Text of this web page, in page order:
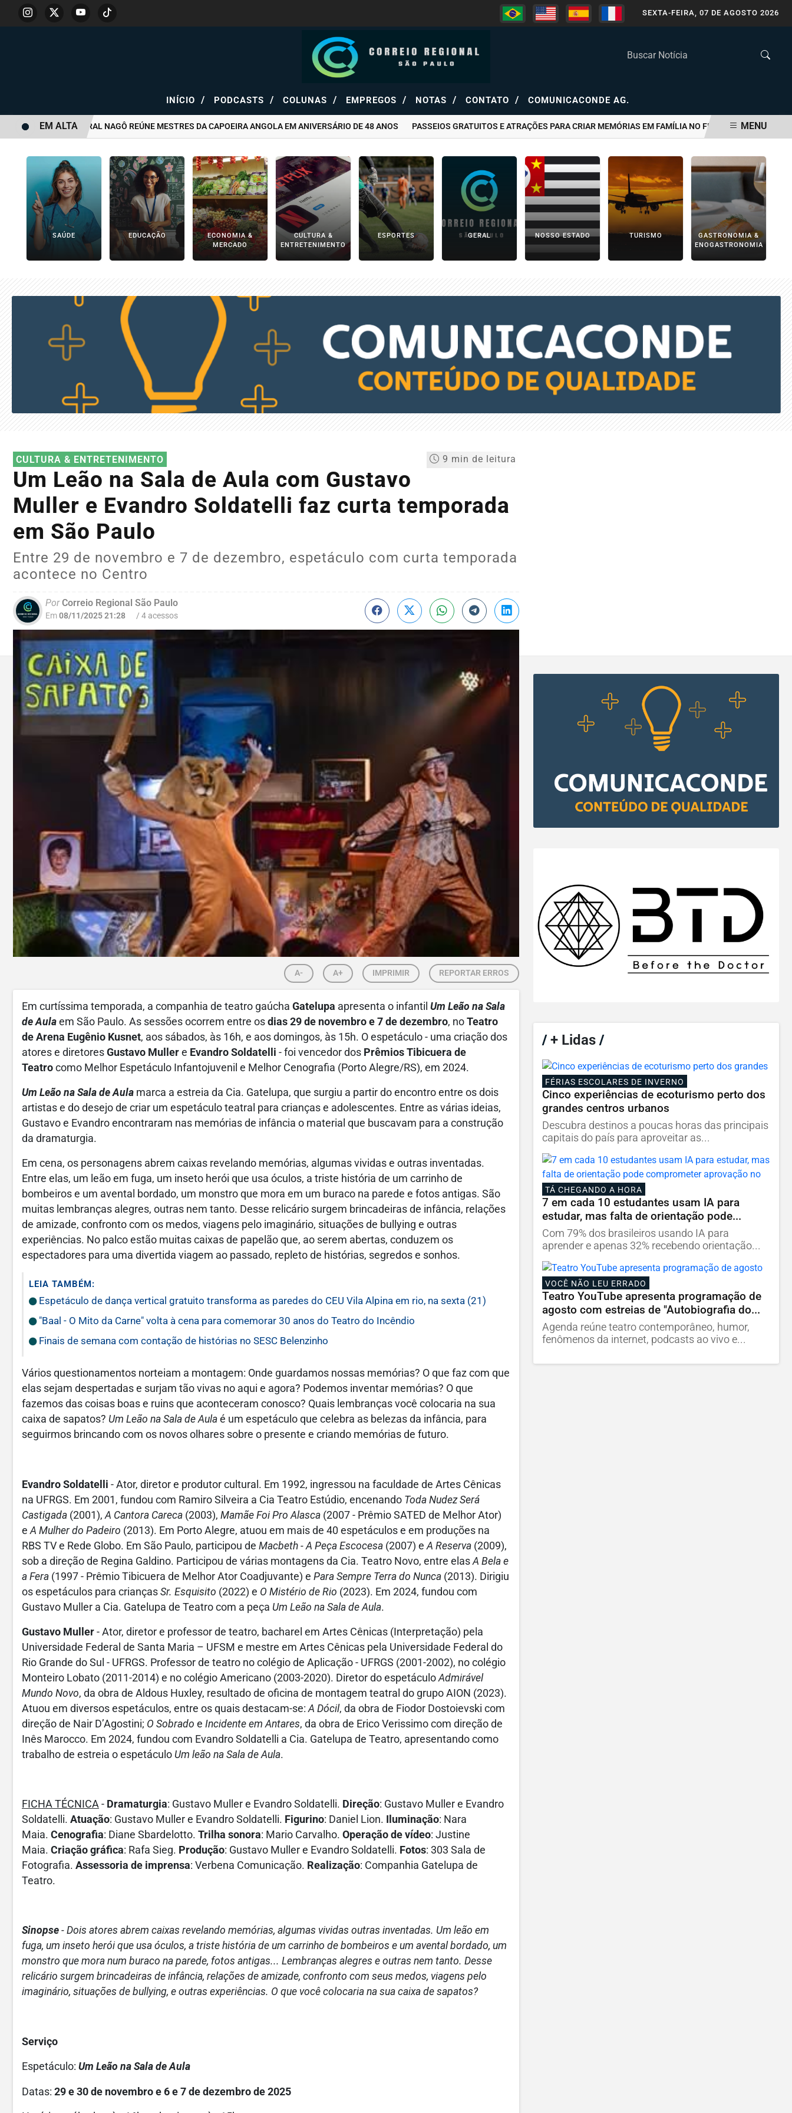
SEXTA-FEIRA, 07 DE AGOSTO 2026
INÍCIO / PODCASTS / COLUNAS / EMPREGOS / NOTAS / CONTATO / COMUNICACONDE AG.
CENTRO CULTURAL NAGÔ REÚNE MESTRES DA CAPOEIRA ANGOLA EM ANIVERSÁRIO DE 48 ANOS PASSEIOS GRATUITOS E ATRAÇÕES PARA CRIAR MEMÓRIAS EM FAMÍLIA NO FIM DE SEMANA "A
EM ALTA MENU
SAÚDE EDUCAÇÃO
ECONOMIA &
MERCADO
CULTURA &
ENTRETENIMENTO
ESPORTES GERAL NOSSO ESTADO TURISMO
GASTRONOMIA &
ENOGASTRONOMIA
9 min de leitura
CULTURA & ENTRETENIMENTO
Um Leão na Sala de Aula com Gustavo
Muller e Evandro Soldatelli faz curta temporada
em São Paulo
Entre 29 de novembro e 7 de dezembro, espetáculo com curta temporada
acontece no Centro
PorCorreio Regional São Paulo
Em08/11/2025 21:28 / 4 acessos
A- A+ IMPRIMIR REPORTAR ERROS
Em curtíssima temporada, a companhia de teatro gaúcha Gatelupa apresenta o infantil Um Leão na Sala
de Aula em São Paulo. As sessões ocorrem entre os dias 29 de novembro e 7 de dezembro, no Teatro
de Arena Eugênio Kusnet, aos sábados, às 16h, e aos domingos, às 15h. O espetáculo - uma criação dos
atores e diretores Gustavo Muller e Evandro Soldatelli - foi vencedor dos Prêmios Tibicuera de
Teatro como Melhor Espetáculo Infantojuvenil e Melhor Cenografia (Porto Alegre/RS), em 2024.
Um Leão na Sala de Aula marca a estreia da Cia. Gatelupa, que surgiu a partir do encontro entre os dois
artistas e do desejo de criar um espetáculo teatral para crianças e adolescentes. Entre as várias ideias,
Gustavo e Evandro encontraram nas memórias de infância o material que buscavam para a construção
da dramaturgia.
Em cena, os personagens abrem caixas revelando memórias, algumas vividas e outras inventadas.
Entre elas, um leão em fuga, um inseto herói que usa óculos, a triste história de um carrinho de
bombeiros e um avental bordado, um monstro que mora em um buraco na parede e fotos antigas. São
muitas lembranças alegres, outras nem tanto. Desse relicário surgem brincadeiras de infância, relações
de amizade, confronto com os medos, viagens pelo imaginário, situações de bullying e outras
experiências. No palco estão muitas caixas de papelão que, ao serem abertas, conduzem os
espectadores para uma divertida viagem ao passado, repleto de histórias, segredos e sonhos.
LEIA TAMBÉM:
Espetáculo de dança vertical gratuito transforma as paredes do CEU Vila Alpina em rio, na sexta (21)
"Baal - O Mito da Carne" volta à cena para comemorar 30 anos do Teatro do Incêndio
Finais de semana com contação de histórias no SESC Belenzinho
Vários questionamentos norteiam a montagem: Onde guardamos nossas memórias? O que faz com que
elas sejam despertadas e surjam tão vivas no aqui e agora? Podemos inventar memórias? O que
fazemos das coisas boas e ruins que aconteceram conosco? Quais lembranças você colocaria na sua
caixa de sapatos? Um Leão na Sala de Aula é um espetáculo que celebra as belezas da infância, para
seguirmos brincando com os novos olhares sobre o presente e criando memórias de futuro.
Evandro Soldatelli - Ator, diretor e produtor cultural. Em 1992, ingressou na faculdade de Artes Cênicas
na UFRGS. Em 2001, fundou com Ramiro Silveira a Cia Teatro Estúdio, encenando Toda Nudez Será
Castigada (2001), A Cantora Careca (2003), Mamãe Foi Pro Alasca (2007 - Prêmio SATED de Melhor Ator)
e A Mulher do Padeiro (2013). Em Porto Alegre, atuou em mais de 40 espetáculos e em produções na
RBS TV e Rede Globo. Em São Paulo, participou de Macbeth - A Peça Escocesa (2007) e A Reserva (2009),
sob a direção de Regina Galdino. Participou de várias montagens da Cia. Teatro Novo, entre elas A Bela e
a Fera (1997 - Prêmio Tibicuera de Melhor Ator Coadjuvante) e Para Sempre Terra do Nunca (2013). Dirigiu
os espetáculos para crianças Sr. Esquisito (2022) e O Mistério de Rio (2023). Em 2024, fundou com
Gustavo Muller a Cia. Gatelupa de Teatro com a peça Um Leão na Sala de Aula.
Gustavo Muller - Ator, diretor e professor de teatro, bacharel em Artes Cênicas (Interpretação) pela
Universidade Federal de Santa Maria – UFSM e mestre em Artes Cênicas pela Universidade Federal do
Rio Grande do Sul - UFRGS. Professor de teatro no colégio de Aplicação - UFRGS (2001-2002), no colégio
Monteiro Lobato (2011-2014) e no colégio Americano (2003-2020). Diretor do espetáculo Admirável
Mundo Novo, da obra de Aldous Huxley, resultado de oficina de montagem teatral do grupo AION (2023).
Atuou em diversos espetáculos, entre os quais destacam-se: A Dócil, da obra de Fiodor Dostoievski com
direção de Nair D’Agostini; O Sobrado e Incidente em Antares, da obra de Erico Verissimo com direção de
Inês Marocco. Em 2024, fundou com Evandro Soldatelli a Cia. Gatelupa de Teatro, apresentando como
trabalho de estreia o espetáculo Um leão na Sala de Aula.
FICHA TÉCNICA - Dramaturgia: Gustavo Muller e Evandro Soldatelli. Direção: Gustavo Muller e Evandro
Soldatelli. Atuação: Gustavo Muller e Evandro Soldatelli. Figurino: Daniel Lion. Iluminação: Nara
Maia. Cenografia: Diane Sbardelotto. Trilha sonora: Mario Carvalho. Operação de vídeo: Justine
Maia. Criação gráfica: Rafa Sieg. Produção: Gustavo Muller e Evandro Soldatelli. Fotos: 303 Sala de
Fotografia. Assessoria de imprensa: Verbena Comunicação. Realização: Companhia Gatelupa de
Teatro.
Sinopse - Dois atores abrem caixas revelando memórias, algumas vividas outras inventadas. Um leão em
fuga, um inseto herói que usa óculos, a triste história de um carrinho de bombeiros e um avental bordado, um
monstro que mora num buraco na parede, fotos antigas... Lembranças alegres e outras nem tanto. Desse
relicário surgem brincadeiras de infância, relações de amizade, confronto com seus medos, viagens pelo
imaginário, situações de bullying, e outras experiências. O que você colocaria na sua caixa de sapatos?
Serviço
Espetáculo: Um Leão na Sala de Aula
Datas: 29 e 30 de novembro e 6 e 7 de dezembro de 2025
/+ Lidas /
FÉRIAS ESCOLARES DE INVERNO
Cinco experiências de ecoturismo perto dos
grandes centros urbanos
Descubra destinos a poucas horas das principais
capitais do país para aproveitar as...
TÁ CHEGANDO A HORA
7 em cada 10 estudantes usam IA para
estudar, mas falta de orientação pode...
Com 79% dos brasileiros usando IA para
aprender e apenas 32% recebendo orientação...
VOCÊ NÃO LEU ERRADO
Teatro YouTube apresenta programação de
agosto com estreias de "Autobiografia do...
Agenda reúne teatro contemporâneo, humor,
fenômenos da internet, podcasts ao vivo e...